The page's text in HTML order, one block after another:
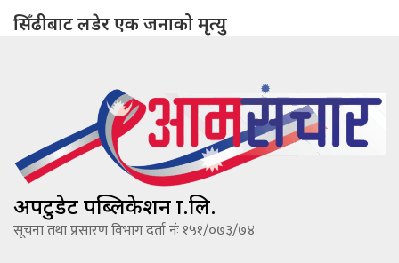
सिँढीबाट लडेर एक जनाको मृत्यु
अपटुडेट पब्लिकेशन प्रा.लि.
सूचना तथा प्रसारण विभाग दर्ता नंः १५१/०७३/७४